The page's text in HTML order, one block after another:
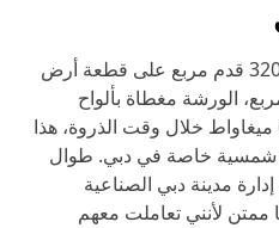
تبلغ مساحة الورشة حوالي 32000 قدم مربع على قطعة أرض
الورشة مغطاة بألواح
شمسية يمكن أن تصل الى 6.2 ميغاواط خلال وقت الذروة، هذا
شمسية خاصة في دبي. طوال
مدينة دبي الصناعية
ممتن لأنني تعاملت معهم